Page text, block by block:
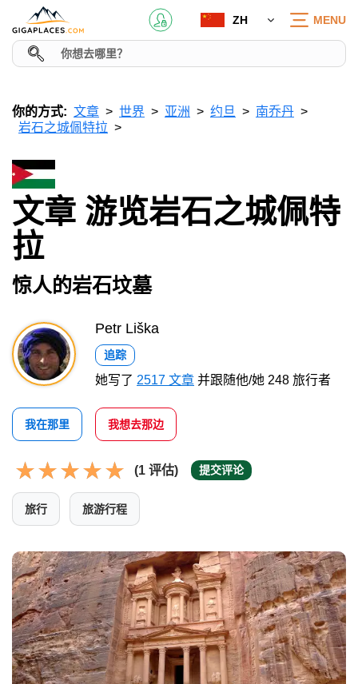
ZH MENU
你的方式: 文章 世界 亚洲 约旦
南乔丹
岩石之城佩特拉
文章 游览岩石之城佩特
拉
惊人的岩石坟墓
Petr Liška
追踪
她写了 2517 文章 并跟随他/她 248 旅行者
我在那里 我想去那边
(1 评估) 提交评论
旅行 旅游行程